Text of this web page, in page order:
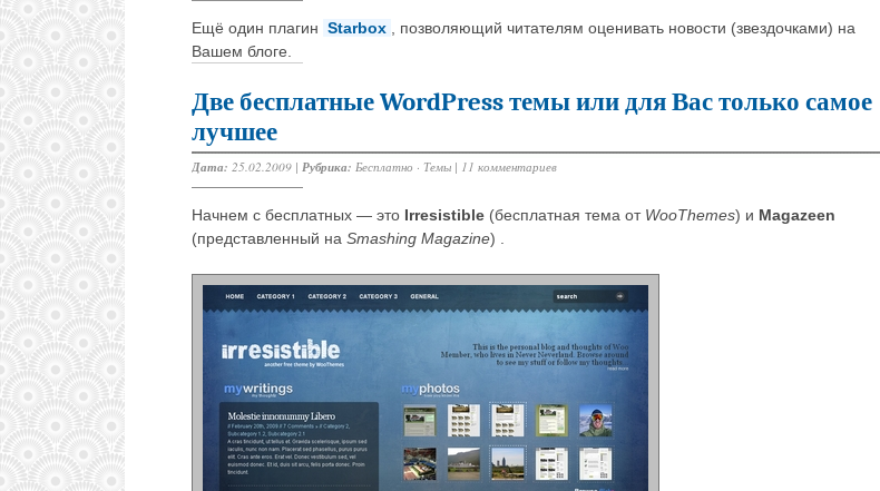
Ещё один плагин Starbox
, позволяющий читателям оценивать новости (звездочками) на
Вашем блоге.
Две бесплатные WordPress темы или для Вас только самое
лучшее
Дата: 25.02.2009 | Рубрика: Бесплатно · Темы | 11 комментариев
Начнем с бесплатных — это Irresistible (бесплатная тема от WooThemes) и Magazeen
(представленный на Smashing Magazine) .